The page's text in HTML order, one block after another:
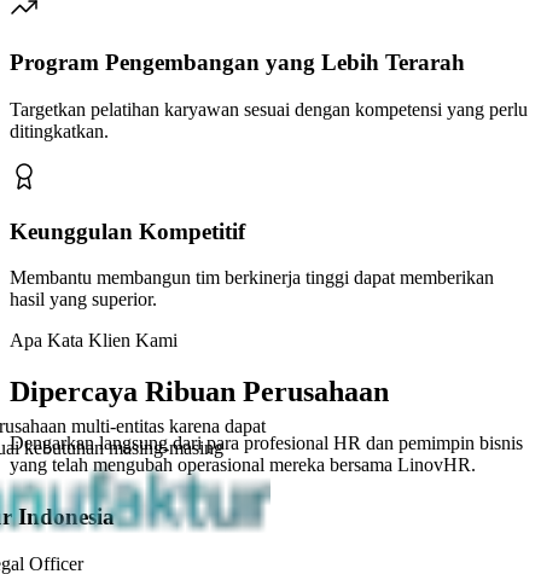
Program Pengembangan yang Lebih Terarah
Targetkan pelatihan karyawan sesuai dengan kompetensi yang perlu
ditingkatkan.
Keunggulan Kompetitif
Membantu membangun tim berkinerja tinggi dapat memberikan
hasil yang superior.
Apa Kata Klien Kami
Dipercaya Ribuan Perusahaan
Dengarkan langsung dari para profesional HR dan pemimpin bisnis
yang telah mengubah operasional mereka bersama LinovHR.
multi-entitas karena dapat
kebutuhan masing-masing
Indonesia
Officer